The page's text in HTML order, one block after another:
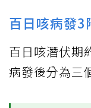
百日咳病發3
百日咳潛伏期
病發後分為三